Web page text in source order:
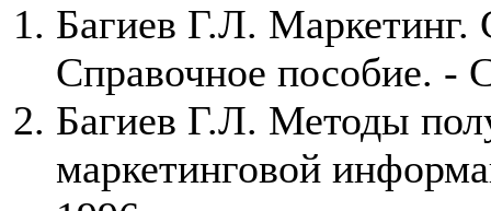
Багиев Г.Л. Маркетинг.
Справочное пособие.
Багиев Г.Л. Методы
маркетинговой